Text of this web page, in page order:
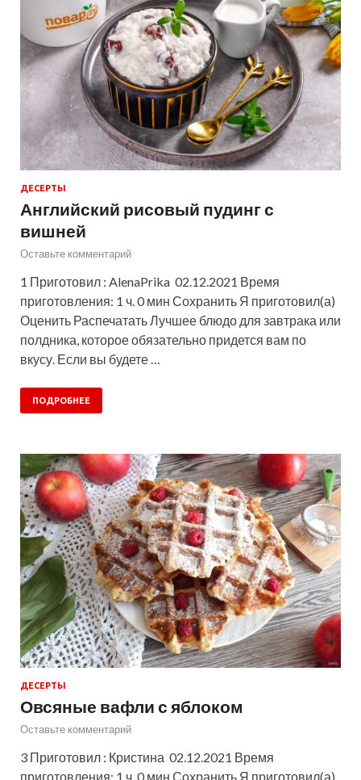
ДЕСЕРТЫ
Английский рисовый пудинг с
вишней
Оставьте комментарий
1 Приготовил : AlenaPrika 02.12.2021 Время
приготовления: 1 ч. 0 мин Сохранить Я приготовил(а)
Оценить Распечатать Лучшее блюдо для завтрака или
полдника, которое обязательно придется вам по
вкусу. Если вы будете …
ПОДРОБНЕЕ
ДЕСЕРТЫ
Овсяные вафли с яблоком
Оставьте комментарий
3 Приготовил : Кристина 02.12.2021 Время
приготовления: 1 ч. 0 мин Сохранить Я приготовил(а)